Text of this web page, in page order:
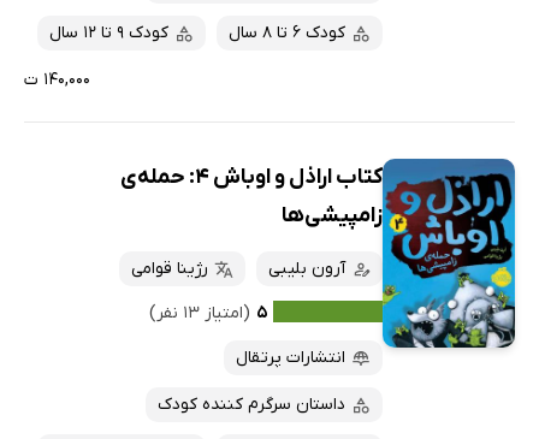
کودک 6 تا 8 سال کودک 9 تا 12 سال
۱۴۰,۰۰۰ ت
کتاب اراذل و اوباش 4: حمله‌ی
زامپیشی‌ها
آرون بلیبی
رژینا قوامی
۵ (امتیاز ۱۳ نفر)
انتشارات پرتقال
داستان سرگرم کننده کودک